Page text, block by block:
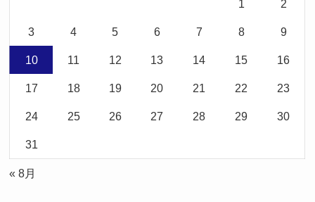
1 2
3 4 5 6 7 8 9
10 11 12 13 14 15 16
17 18 19 20 21 22 23
24 25 26 27 28 29 30
31
« 8月